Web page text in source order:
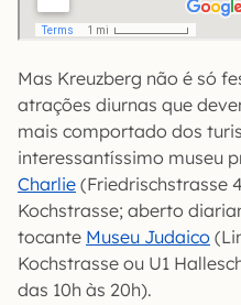
Mas Kreuzberg não é só
atrações diurnas que
mais comportado dos
interessantíssimo museu
Charlie (Friedrischstrasse
Kochstrasse; aberto
tocante Museu Judaico
Kochstrasse ou U1
das 10h às 20h).